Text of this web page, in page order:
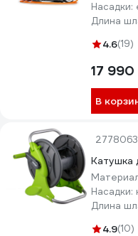
Насадки:
Длина
4.6(19)
17 990
В
Катушка
Насадки:
Длина
4.9(10)